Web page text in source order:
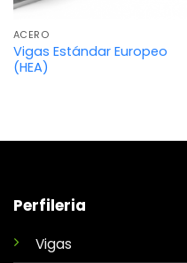
ACERO
Vigas Estándar Europeo
(HEA)
Perfileria
Vigas